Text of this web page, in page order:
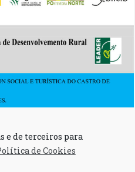
e de terceiros para
de Cookies